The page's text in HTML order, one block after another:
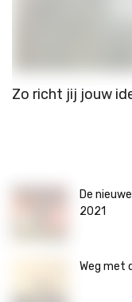
Zo richt jij jouw
De
2021
Weg met